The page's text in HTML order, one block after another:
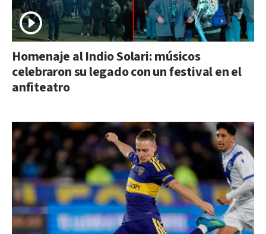
Homenaje al Indio Solari: músicos
celebraron su legado con un festival en el
anfiteatro